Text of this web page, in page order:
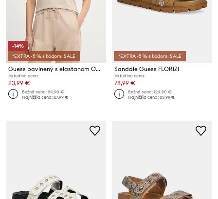
-14%
*EXTRA -5 % s kódom: SALE
Guess bavlnený s elastanom OCTAVIA
Aktuálna cena:
23,99 €
Bežná cena:34,90 €
Najnižšia cena:27,99 €
*EXTRA -5 % s kódom: SALE
Sandále Guess FLORIZI
Aktuálna cena:
78,99 €
Bežná cena:124,90 €
Najnižšia cena:83,99 €